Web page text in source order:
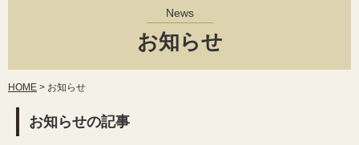
News
お知らせ
HOME > お知らせ
お知らせの記事